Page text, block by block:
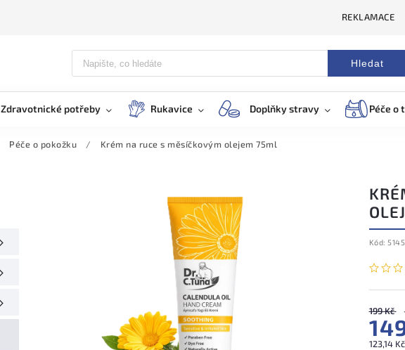
REKLAMACE
Hledat
Zdravotnické potřeby Rukavice Doplňky stravy Péče o
Péče o pokožku / Krém na ruce s měsíčkovým olejem 75ml
Kód: 5145
199 Kč
123,14